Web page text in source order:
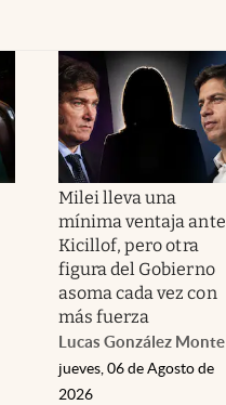
Milei lleva una
mínima ventaja ante
Kicillof, pero otra
figura del Gobierno
asoma cada vez con
más fuerza
Lucas González Monte
jueves, 06 de Agosto de
2026